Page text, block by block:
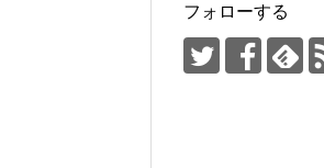
フォローする